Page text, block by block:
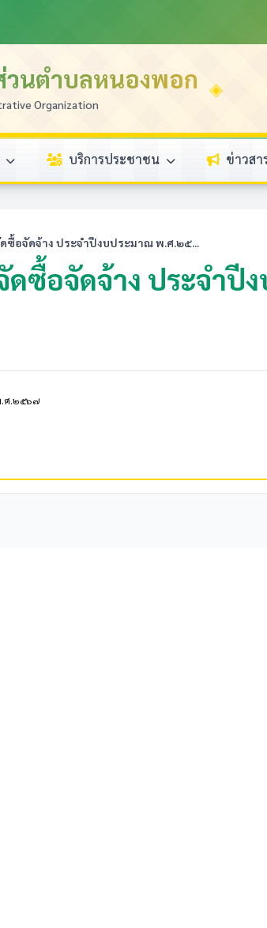
วนตำบลหนองพอก
Organization
บริการประชาชน ข่าวสา
ซื้อจัดจ้าง ประจำปีงบประมาณ พ.ศ.๒๕...
ซื้อจัดจ้าง ประจำปี
.ศ.๒๕๖๗